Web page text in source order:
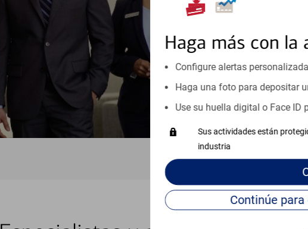
Haga más con la
Configure alertas
Haga una foto para depositar
Use su huella digital o Face ID
Sus actividades están
industria
esté listo, un
Programe una cita
Vea si nuestro centro